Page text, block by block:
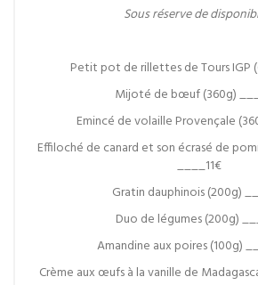
Sous réserve de
Petit pot de rillettes de Tours IGP
Mijoté de bœuf (360g)
Emincé de volaille Provençale
Effiloché de canard et son écrasé de
____11€
Gratin dauphinois (200g)
Duo de légumes (200g)
Amandine aux poires (100g)
Crème aux œufs à la vanille de